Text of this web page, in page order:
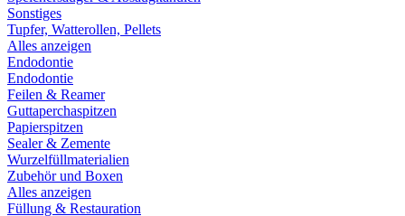
Sonstiges
Tupfer, Watterollen, Pellets
Alles anzeigen
Endodontie
Endodontie
Feilen & Reamer
Guttaperchaspitzen
Papierspitzen
Sealer & Zemente
Wurzelfüllmaterialien
Zubehör und Boxen
Alles anzeigen
Füllung & Restauration